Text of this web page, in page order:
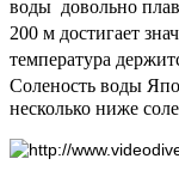
воды довольно
200 м достигает
температура
Соленость воды
несколько ниже